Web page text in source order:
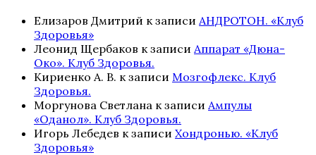
Елизаров Дмитрий к записи АНДРОТОН. «Клуб
Здоровья»
Леонид Щербаков к записи Аппарат «Дюна-
Око». Клуб Здоровья.
Кириенко А. В. к записи Мозгофлекс. Клуб
Здоровья.
Моргунова Светлана к записи Ампулы
«Оданол». Клуб Здоровья.
Игорь Лебедев к записи Хондронью. «Клуб
Здоровья»